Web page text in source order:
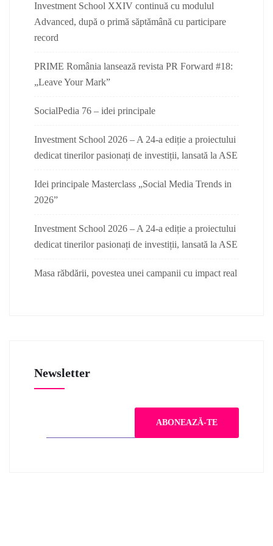
Investment School XXIV continuă cu modulul
Advanced, după o primă săptămână cu participare
record
PRIME România lansează revista PR Forward #18:
„Leave Your Mark”
SocialPedia 76 – idei principale
Investment School 2026 – A 24-a ediție a proiectului
dedicat tinerilor pasionați de investiții, lansată la ASE
Idei principale Masterclass „Social Media Trends in
2026”
Investment School 2026 – A 24-a ediție a proiectului
dedicat tinerilor pasionați de investiții, lansată la ASE
Masa răbdării, povestea unei campanii cu impact real
Newsletter